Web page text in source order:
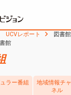
UCVレポート
図書
館
ラー番組
地域情報チ
ネル